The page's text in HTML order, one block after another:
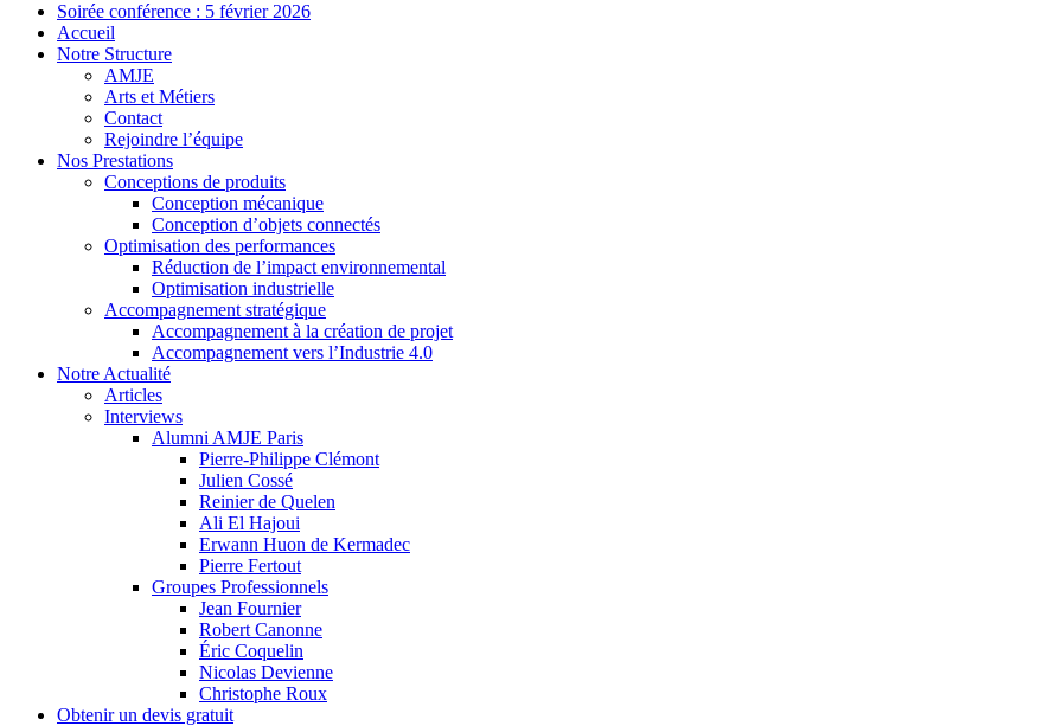
Soirée conférence : 5 février 2026
Accueil
Notre Structure
AMJE
Arts et Métiers
Contact
Rejoindre l’équipe
Nos Prestations
Conceptions de produits
Conception mécanique
Conception d’objets connectés
Optimisation des performances
Réduction de l’impact environnemental
Optimisation industrielle
Accompagnement stratégique
Accompagnement à la création de projet
Accompagnement vers l’Industrie 4.0
Notre Actualité
Articles
Interviews
Alumni AMJE Paris
Pierre-Philippe Clémont
Julien Cossé
Reinier de Quelen
Ali El Hajoui
Erwann Huon de Kermadec
Pierre Fertout
Groupes Professionnels
Jean Fournier
Robert Canonne
Éric Coquelin
Nicolas Devienne
Christophe Roux
Obtenir un devis gratuit